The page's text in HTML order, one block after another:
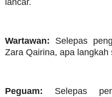
lancar.
Wartawan: Selepas
Zara Qairina, apa langkah
Peguam: Selepas